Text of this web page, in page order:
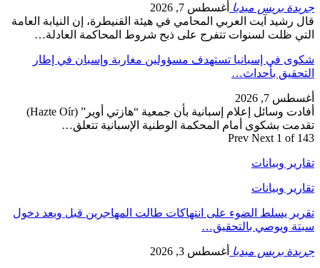
جريدة بريس ميديا أغسطس 7, 2026
قال رشيد آيت العربي المحامي في هيئة القنيطرة، إن النيابة العامة
التي ظلت لسنوات تتفرج على ذبح شروط المحاكمة العادلة…
شكوى في إسبانيا تستهدف مسؤولين مغاربة وإسبان في إطار
التحقيق بأحداث…
أغسطس 7, 2026
أفادت وسائل إعلام إسبانية بأن جمعية “هازتي أوير” (Hazte Oír)
تقدمت بشكوى أمام المحكمة الوطنية الإسبانية تتعلق…
Prev Next 1 of 143
تقارير وبيانات
تقارير وبيانات
تقرير يسلط الضوء على انتهاكات طالت المهاجرين قبل وبعد دخول
سبتة ويوصي بالتحقيق…
جريدة بريس ميديا أغسطس 3, 2026